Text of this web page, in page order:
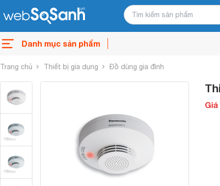
Danh mục sản phẩm
Trang chủ Thiết bị gia dụng Đồ dùng gia đình